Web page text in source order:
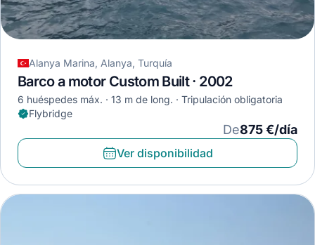
Alanya Marina, Alanya, Turquía
Barco a motor Custom Built · 2002
6 huéspedes máx. 13 m de long.
Tripulación obligatoria
Flybridge
De875 €/día
Ver disponibilidad